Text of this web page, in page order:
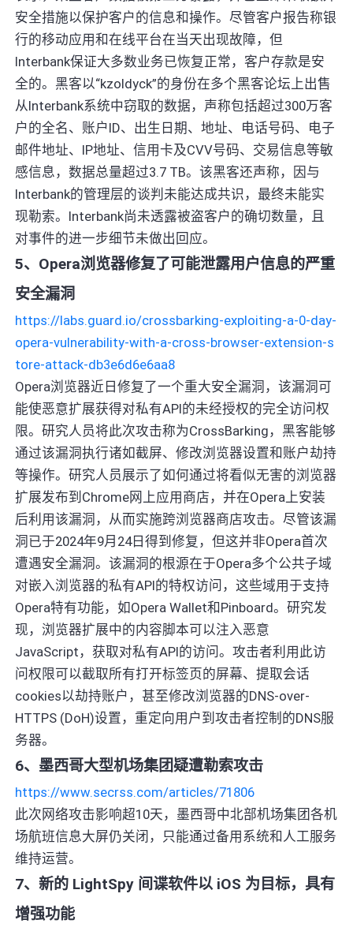
安全措施以保护客户的信息和操作。尽管客户报告称银
行的移动应用和在线平台在当天出现故障，但
Interbank保证大多数业务已恢复正常，客户存款是安
全的。黑客以“kzoldyck”的身份在多个黑客论坛上出售
从Interbank系统中窃取的数据，声称包括超过300万客
户的全名、账户ID、出生日期、地址、电话号码、电子
邮件地址、IP地址、信用卡及CVV号码、交易信息等敏
感信息，数据总量超过3.7 TB。该黑客还声称，因与
Interbank的管理层的谈判未能达成共识，最终未能实
现勒索。Interbank尚未透露被盗客户的确切数量，且
对事件的进一步细节未做出回应。
5、Opera浏览器修复了可能泄露用户信息的严重
安全漏洞
https://labs.guard.io/crossbarking-exploiting-a-0-day-
opera-vulnerability-with-a-cross-browser-extension-s
tore-attack-db3e6d6e6aa8
Opera浏览器近日修复了一个重大安全漏洞，该漏洞可
能使恶意扩展获得对私有API的未经授权的完全访问权
限。研究人员将此次攻击称为CrossBarking，黑客能够
通过该漏洞执行诸如截屏、修改浏览器设置和账户劫持
等操作。研究人员展示了如何通过将看似无害的浏览器
扩展发布到Chrome网上应用商店，并在Opera上安装
后利用该漏洞，从而实施跨浏览器商店攻击。尽管该漏
洞已于2024年9月24日得到修复，但这并非Opera首次
遭遇安全漏洞。该漏洞的根源在于Opera多个公共子域
对嵌入浏览器的私有API的特权访问，这些域用于支持
Opera特有功能，如Opera Wallet和Pinboard。研究发
现，浏览器扩展中的内容脚本可以注入恶意
JavaScript，获取对私有API的访问。攻击者利用此访
问权限可以截取所有打开标签页的屏幕、提取会话
cookies以劫持账户，甚至修改浏览器的DNS-over-
HTTPS (DoH)设置，重定向用户到攻击者控制的DNS服
务器。
6、墨西哥大型机场集团疑遭勒索攻击
https://www.secrss.com/articles/71806
此次网络攻击影响超10天，墨西哥中北部机场集团各机
场航班信息大屏仍关闭，只能通过备用系统和人工服务
维持运营。
7、新的 LightSpy 间谍软件以 iOS 为目标，具有
增强功能